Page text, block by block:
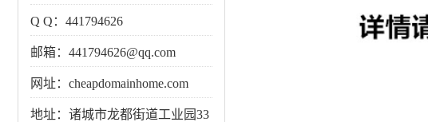
Q Q：441794626
邮箱：441794626@qq.com
网址：cheapdomainhome.com
地址：诸城市龙都街道工业园33